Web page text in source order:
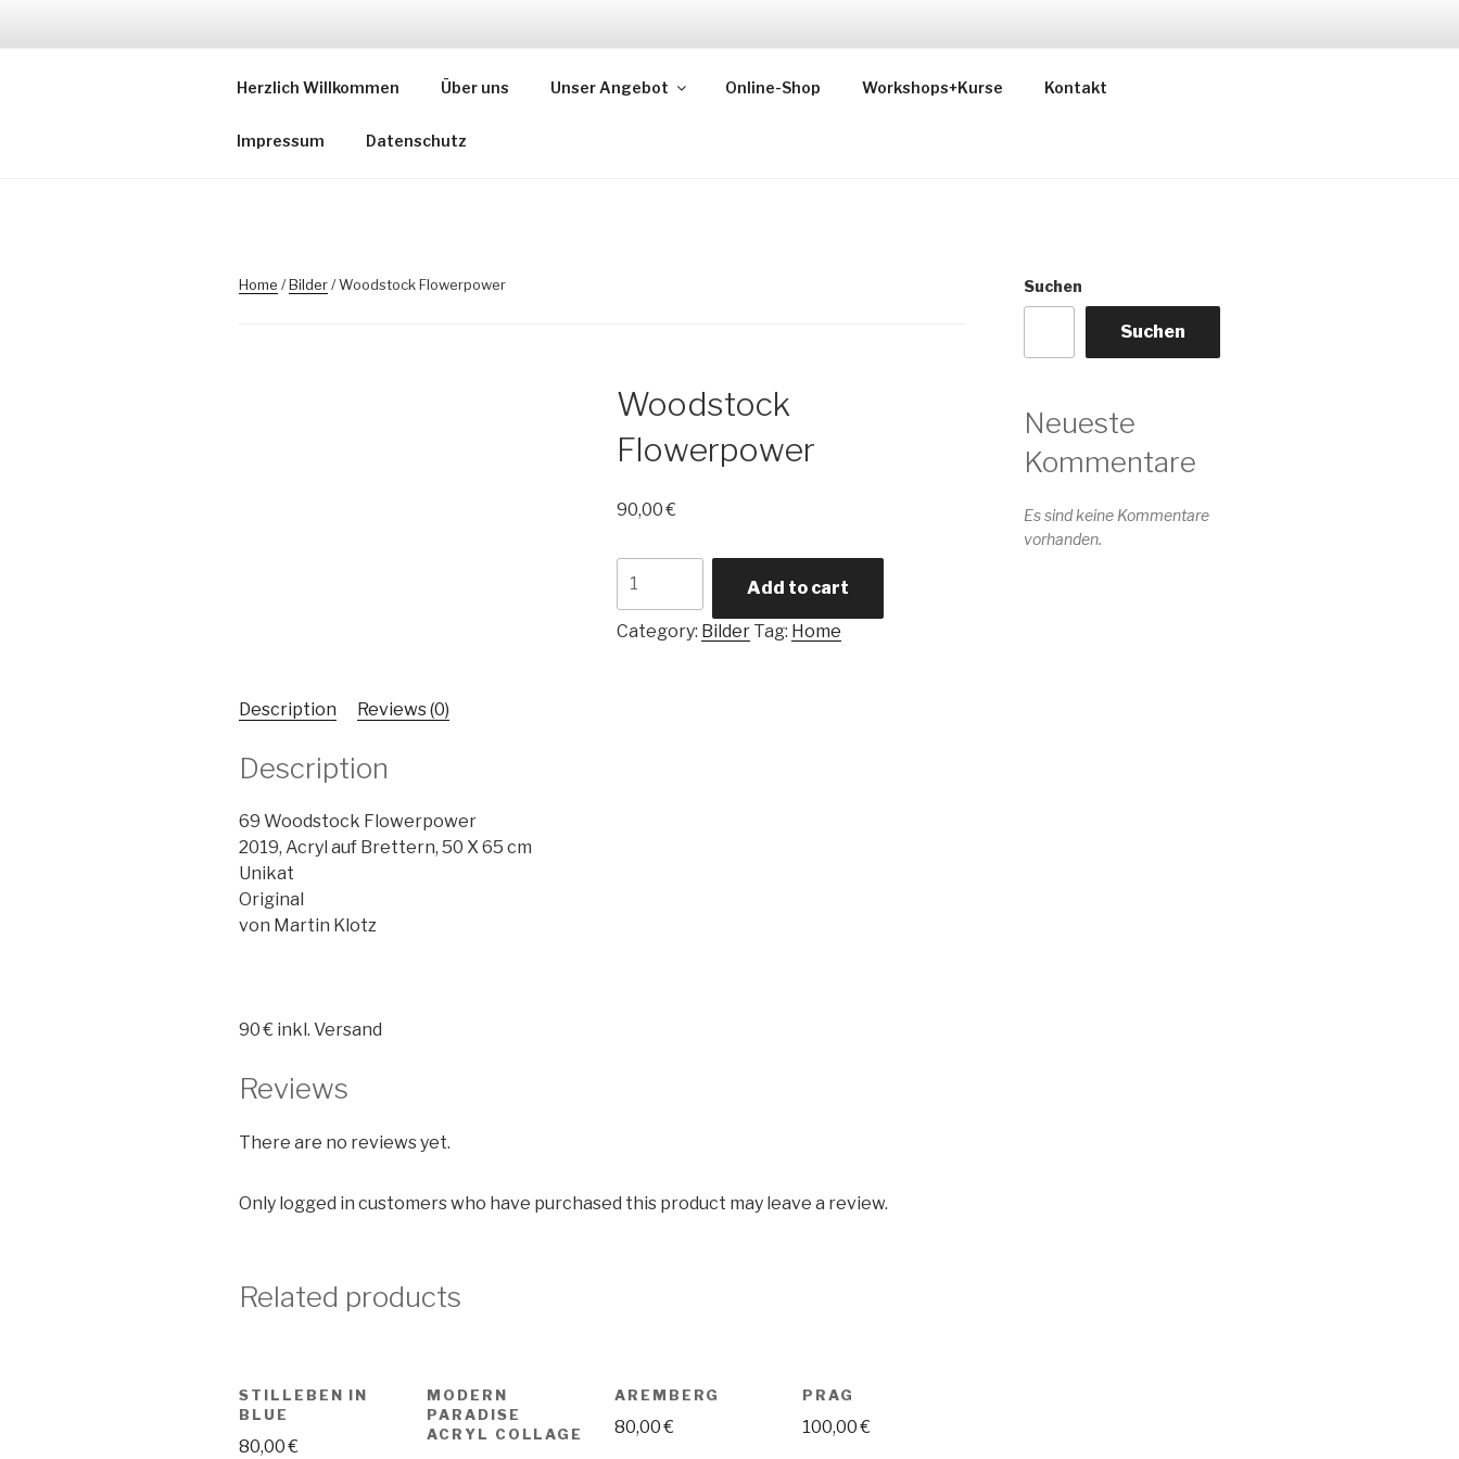
KLOTZART
Herzlich Willkommen Über uns Unser Angebot Online-Shop Workshops+Kurse Kontakt
Impressum Datenschutz
Home /Bilder/ Woodstock Flowerpower
Woodstock
Flowerpower
90,00€
Flowerpower
quantity
Add to cart
Category: Bilder Tag: Home
Description Reviews (0)
Description
69 Woodstock Flowerpower
2019, Acryl auf Brettern, 50 X 65 cm
Unikat
Original
von Martin Klotz
90 € inkl. Versand
Reviews
There are no reviews yet.
Only logged in customers who have purchased this product may leave a review.
Related products
STILLEBEN IN
BLUE
80,00€
MODERN
PARADISE
ACRYL COLLAGE
AREMBERG
80,00€
PRAG
100,00€
Suchen
Suchen
Neueste
Kommentare
Es sind keine Kommentare
vorhanden.